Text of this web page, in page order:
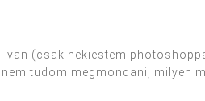
van (csak nekiestem
tudom megmondani, milyen